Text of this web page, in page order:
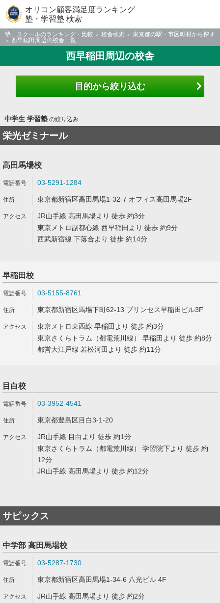
オリコン顧客満足度ランキング
塾・学習塾 検索
塾、スクールのランキング・比較 校舎検索
東京都の駅・市区町村から探す
西早稲田周辺の校舎一覧
西早稲田周辺の校舎
目的から絞り込む
中学生 学習塾の絞り込み
栄光ゼミナール
高田馬場校
03-5291-1284
東京都新宿区高田馬場1-32-7 オフィス高田馬場2F
JR山手線 高田馬場より 徒歩 約3分
東京メトロ副都心線 西早稲田より 徒歩 約9分
西武新宿線 下落合より 徒歩 約14分
早稲田校
03-5155-8761
東京都新宿区馬場下町62-13 プリンセス早稲田ビル3F
東京メトロ東西線 早稲田より 徒歩 約3分
東京さくらトラム（都電荒川線） 早稲田より 徒歩 約8分
都営大江戸線 若松河田より 徒歩 約11分
目白校
03-3952-4541
東京都豊島区目白3-1-20
JR山手線 目白より 徒歩 約1分
東京さくらトラム（都電荒川線） 学習院下より 徒歩 約
12分
JR山手線 高田馬場より 徒歩 約12分
サピックス
中学部 高田馬場校
03-5287-1730
東京都新宿区高田馬場1-34-6 八光ビル 4F
JR山手線 高田馬場より 徒歩 約2分